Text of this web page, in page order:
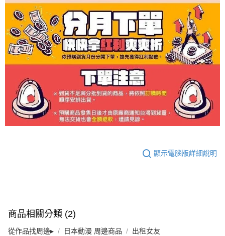
顯示電腦版詳細說明
商品相關分類 (2)
從作品找周邊▸ 日本動漫 周邊商品 出租女友